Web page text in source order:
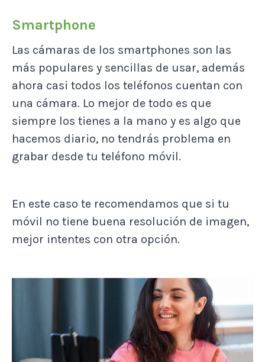
Smartphone
Las cámaras de los smartphones son las
más populares y sencillas de usar, además
ahora casi todos los teléfonos cuentan con
una cámara. Lo mejor de todo es que
siempre los tienes a la mano y es algo que
hacemos diario, no tendrás problema en
grabar desde tu teléfono móvil.
En este caso te recomendamos que si tu
móvil no tiene buena resolución de imagen,
mejor intentes con otra opción.